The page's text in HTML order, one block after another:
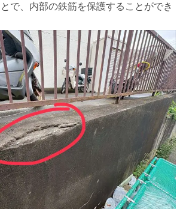
で、内部の鉄筋を保護することができ